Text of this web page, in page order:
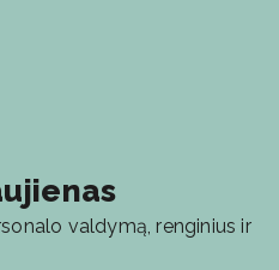
valdymą, renginius ir